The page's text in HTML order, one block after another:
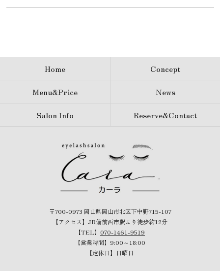
Home
Concept
Menu&Price
News
Salon Info
Reserve&Contact
〒700-0973 岡山県岡山市北区下中野715-107
【アクセス】JR備前西市駅より徒歩約12分
【TEL】 070-1461-9519
【営業時間】9:00～18:00
【定休日】日曜日